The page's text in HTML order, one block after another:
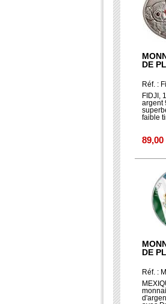
DE
Réf. :
FIDJI,
argent
faible
89,00
DE
Réf. :
Col